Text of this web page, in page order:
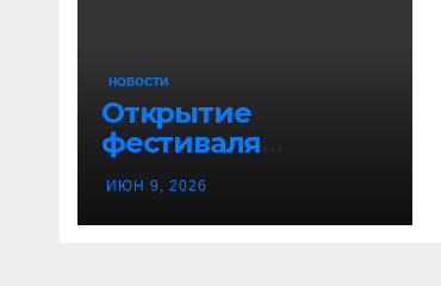
НОВОСТИ
Открытие
фестиваля
«Танцевальная
канитель»
ИЮН 9, 2026